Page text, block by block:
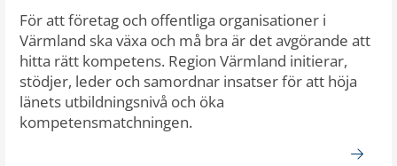
För att företag och offentliga organisationer i
Värmland ska växa och må bra är det avgörande att
hitta rätt kompetens. Region Värmland initierar,
stödjer, leder och samordnar insatser för att höja
länets utbildningsnivå och öka
kompetensmatchningen.